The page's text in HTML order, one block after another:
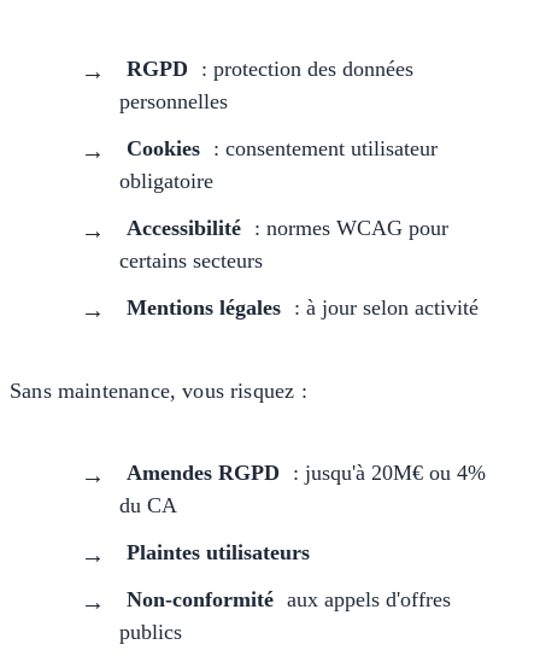
RGPD
: protection des données
personnelles
Cookies : consentement utilisateur
obligatoire
Accessibilité : normes WCAG pour
certains secteurs
Mentions légales : à jour selon activité
Sans maintenance, vous risquez :
Amendes RGPD
: jusqu'à 20M€ ou 4%
du CA
Plaintes utilisateurs
Non-conformité aux appels d'offres
publics